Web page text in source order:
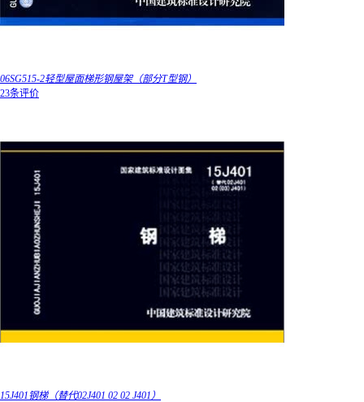
06SG515-2轻型屋面梯形钢屋架（部分T型钢）
23条评价
15J401钢梯（替代02J401 02 02 J401）